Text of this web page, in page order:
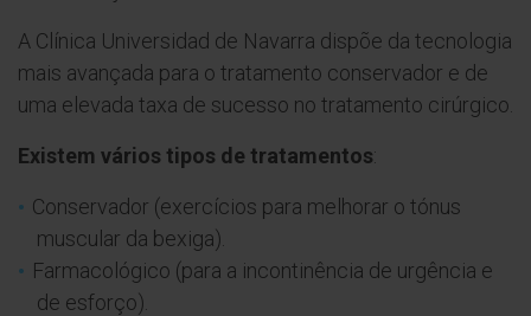
A Clínica Universidad de Navarra dispõe da tecnologia
mais avançada para o tratamento conservador e de
uma elevada taxa de sucesso no tratamento cirúrgico.
Existem vários tipos de tratamentos:
Conservador (exercícios para melhorar o tónus
muscular da bexiga).
Farmacológico (para a incontinência de urgência e
de esforço).